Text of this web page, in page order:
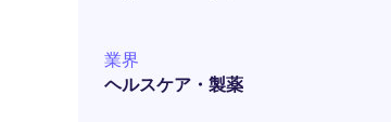
業界
ヘルスケア・製薬